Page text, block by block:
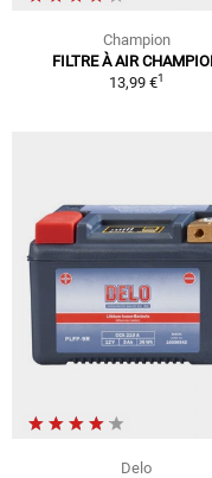
Champion
FILTRE À AIR
13,99 €1
Delo